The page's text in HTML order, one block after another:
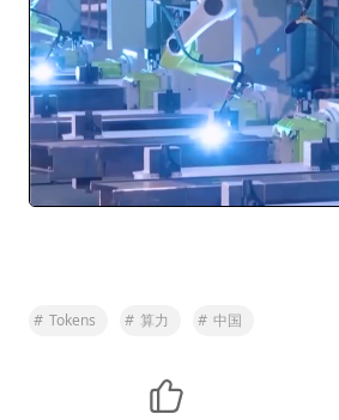
# Tokens # 算力 # 中国